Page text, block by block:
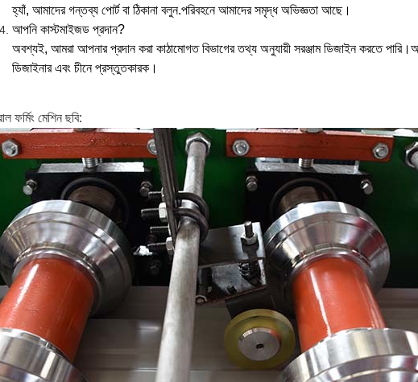
হ্যাঁ, আমাদের গন্তব্য পোর্ট বা ঠিকানা বলুন.পরিবহনে আমাদের সমৃদ্ধ অভিজ্ঞতা আছে।
আপনি কাস্টমাইজড প্রদান?
অবশ্যই, আমরা আপনার প্রদান করা কাঠামোগত বিভাগের তথ্য অনুযায়ী সরঞ্জাম ডিজাইন করতে
ডিজাইনার এবং চীনে প্রস্তুতকারক।
ফর্মিং মেশিন ছবি: